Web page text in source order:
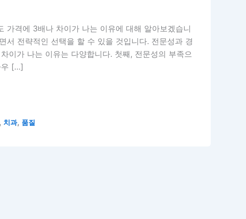
가격에 3배나 차이가 나는 이유에 대해 알아보겠습니
서 전략적인 선택을 할 수 있을 것입니다. 전문성과 경
이가 나는 이유는 다양합니다. 첫째, 전문성의 부족으
우 […]
, 치과, 품질